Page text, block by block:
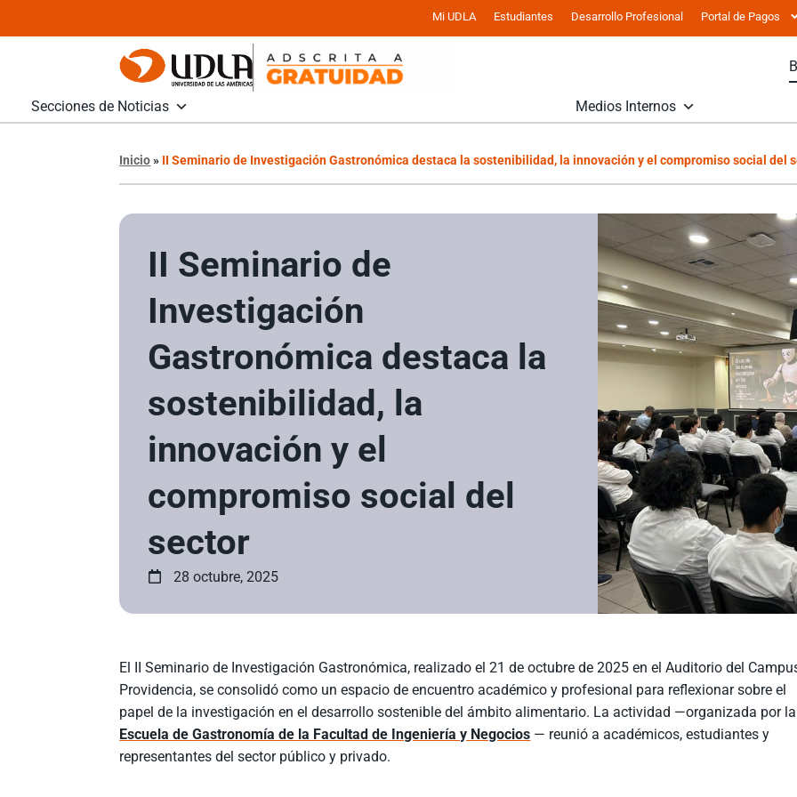
Mi UDLA Estudiantes Desarrollo Profesional Portal de Pagos
Secciones de Noticias Medios Internos
Inicio» II Seminario de Investigación Gastronómica destaca la sostenibilidad, la innovación y el compromiso social del
II Seminario de
Investigación
Gastronómica destaca la
sostenibilidad, la
innovación y el
compromiso social del
sector
28 octubre, 2025
El II Seminario de Investigación Gastronómica, realizado el 21 de octubre de 2025 en el Auditorio del
Providencia, se consolidó como un espacio de encuentro académico y profesional para reflexionar sobre el
papel de la investigación en el desarrollo sostenible del ámbito alimentario. La actividad —organizada por la
Escuela de Gastronomía de la Facultad de Ingeniería y Negocios — reunió a académicos, estudiantes y
representantes del sector público y privado.